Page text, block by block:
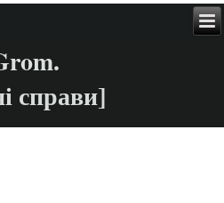
справи]